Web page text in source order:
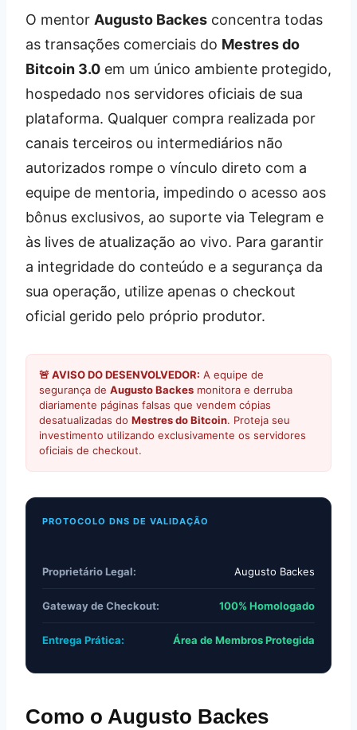
O mentor Augusto Backes concentra todas
as transações comerciais do Mestres do
Bitcoin 3.0 em um único ambiente protegido,
hospedado nos servidores oficiais de sua
plataforma. Qualquer compra realizada por
canais terceiros ou intermediários não
autorizados rompe o vínculo direto com a
equipe de mentoria, impedindo o acesso aos
bônus exclusivos, ao suporte via Telegram e
às lives de atualização ao vivo. Para garantir
a integridade do conteúdo e a segurança da
sua operação, utilize apenas o checkout
oficial gerido pelo próprio produtor.
🚨 AVISO DO DESENVOLVEDOR: A equipe de
segurança de Augusto Backes monitora e derruba
diariamente páginas falsas que vendem cópias
desatualizadas do Mestres do Bitcoin. Proteja seu
investimento utilizando exclusivamente os servidores
oficiais de checkout.
PROTOCOLO DNS DE VALIDAÇÃO
Proprietário Legal: Augusto Backes
Gateway de Checkout: 100% Homologado
Entrega Prática: Área de Membros Protegida
Como o Augusto Backes